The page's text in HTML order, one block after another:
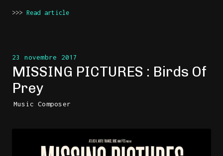
>>> Read article
23 novembre 2017
MISSING PICTURES : Birds Of
Prey
Music Composer